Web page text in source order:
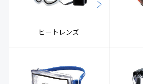
ヒートレンズ